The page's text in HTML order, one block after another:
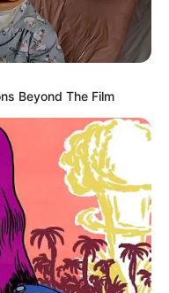
du Pronostic
Beyond The Film